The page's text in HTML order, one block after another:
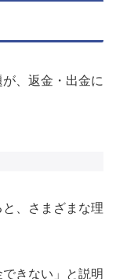
、返金・出金に
、さまざまな理
きない」と説明